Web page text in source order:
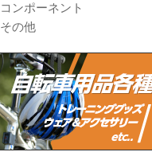
コンポーネント
その他